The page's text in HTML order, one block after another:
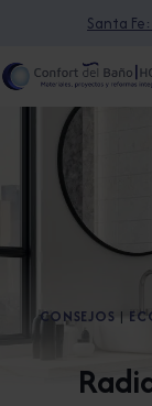
contenido
Santa
CONSEJOS |